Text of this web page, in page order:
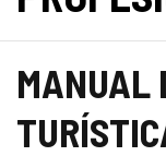
León
MANUAL